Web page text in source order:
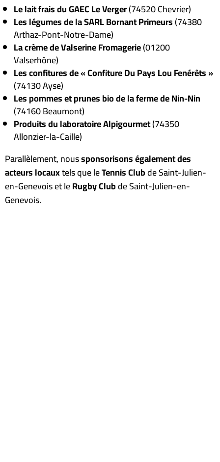
Le lait frais du GAEC Le Verger(74520 Chevrier)
Les légumes de la SARL Bornant Primeurs(74380
Arthaz-Pont-Notre-Dame)
La crème de Valserine Fromagerie(01200
Valserhône)
Les confitures de « Confiture Du Pays Lou Fenérêts »
(74130 Ayse)
Les pommes et prunes bio de la ferme de Nin-Nin
(74160 Beaumont)
Produits du laboratoire Alpigourmet(74350
Allonzier-la-Caille)
Parallèlement, noussponsorisons également des
acteurs locauxtels que leTennis Clubde Saint-Julien-
en-Genevois et leRugby Clubde Saint-Julien-en-
Genevois.